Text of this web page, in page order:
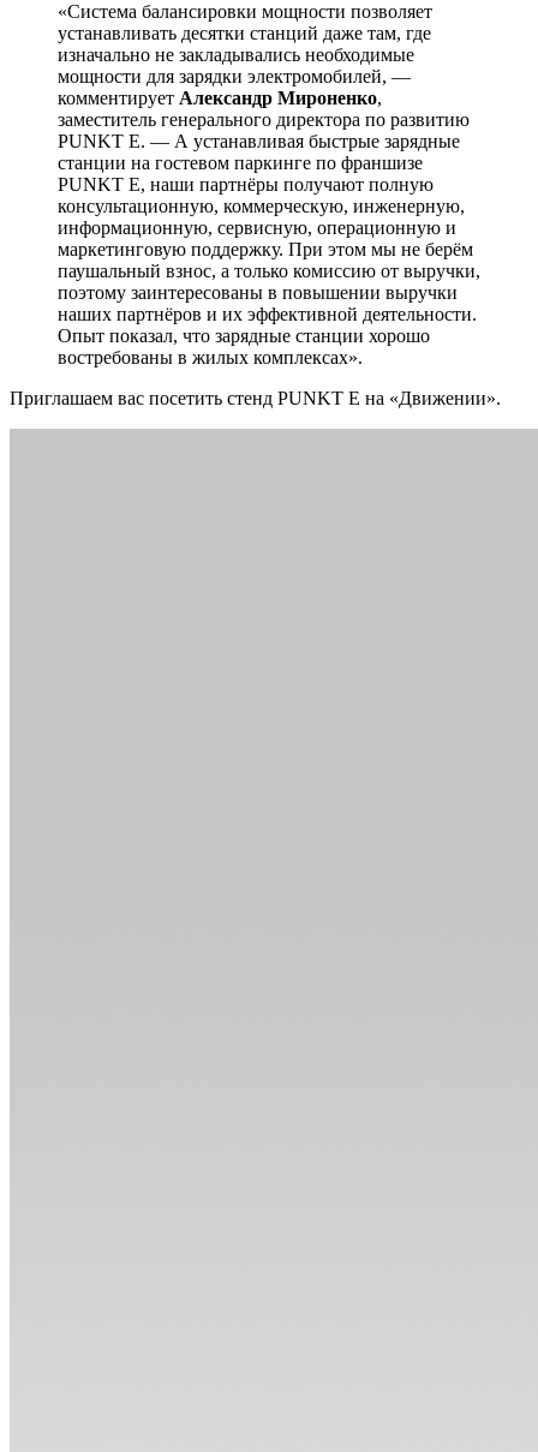
«Система балансировки мощности позволяет
устанавливать десятки станций даже там, где
изначально не закладывались необходимые
мощности для зарядки электромобилей, —
комментирует Александр Мироненко,
заместитель генерального директора по развитию
PUNKT E. — А устанавливая быстрые зарядные
станции на гостевом паркинге по франшизе
PUNKT E, наши партнёры получают полную
консультационную, коммерческую, инженерную,
информационную, сервисную, операционную и
маркетинговую поддержку. При этом мы не берём
паушальный взнос, а только комиссию от выручки,
поэтому заинтересованы в повышении выручки
наших партнёров и их эффективной деятельности.
Опыт показал, что зарядные станции хорошо
востребованы в жилых комплексах».
Приглашаем вас посетить стенд PUNKT E на «Движении».